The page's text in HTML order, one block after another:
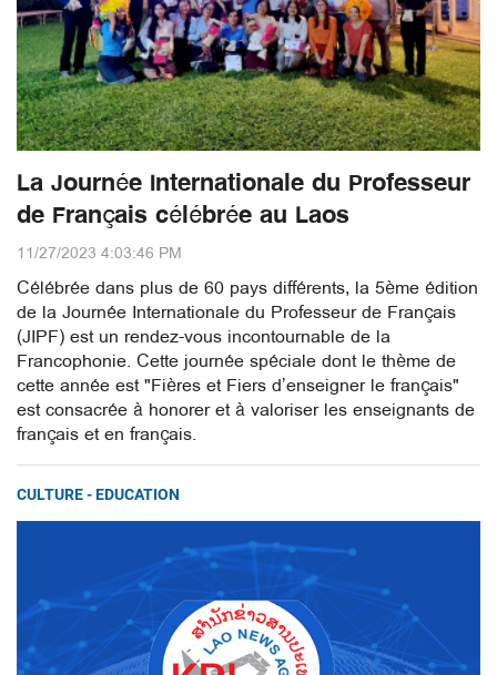
La Journée Internationale du Professeur
de Français célébrée au Laos
11/27/2023 4:03:46 PM
Célébrée dans plus de 60 pays différents, la 5ème édition
de la Journée Internationale du Professeur de Français
(JIPF) est un rendez-vous incontournable de la
Francophonie. Cette journée spéciale dont le thème de
cette année est "Fières et Fiers d’enseigner le français"
est consacrée à honorer et à valoriser les enseignants de
français et en français.
CULTURE - EDUCATION